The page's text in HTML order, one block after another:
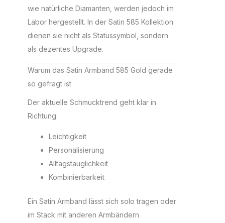
wie natürliche Diamanten, werden jedoch im
Labor hergestellt. In der Satin 585 Kollektion
dienen sie nicht als Statussymbol, sondern
als dezentes Upgrade.
Warum das Satin Armband 585 Gold gerade
so gefragt ist
Der aktuelle Schmucktrend geht klar in
Richtung:
Leichtigkeit
Personalisierung
Alltagstauglichkeit
Kombinierbarkeit
Ein Satin Armband lässt sich solo tragen oder
im Stack mit anderen Armbändern